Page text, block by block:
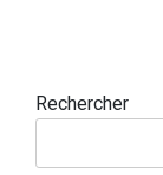
Rechercher